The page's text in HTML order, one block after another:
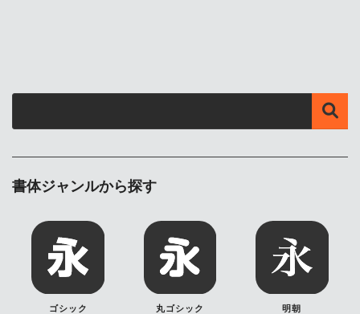
書体ジャンルから探す
ゴシック 丸ゴシック 明朝